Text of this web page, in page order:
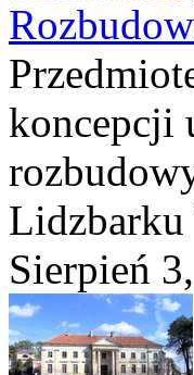
koncepcji
Sierpień